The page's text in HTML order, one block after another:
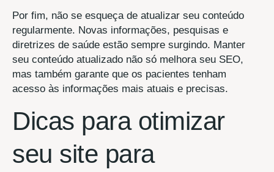
Por fim, não se esqueça de atualizar seu conteúdo
regularmente. Novas informações, pesquisas e
diretrizes de saúde estão sempre surgindo. Manter
seu conteúdo atualizado não só melhora seu SEO,
mas também garante que os pacientes tenham
acesso às informações mais atuais e precisas.
Dicas para otimizar
seu site para